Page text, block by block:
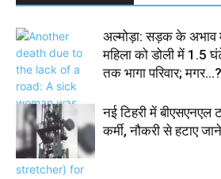
अल्मोड़ा: सड़क के अभाव
महिला को डोली में 1.5
तक भागा परिवार; मगर…?
नई टिहरी में बीएसएनएल
कर्मी, नौकरी से हटाए